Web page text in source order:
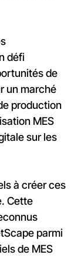
défi
de
un marché
production
MES
sur les
à créer ces
Cette
parmi
de MES